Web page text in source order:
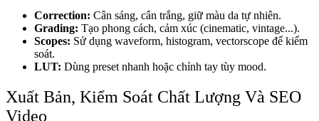
Correction: Cân sáng, cân trắng, giữ màu da tự nhiên.
Grading: Tạo phong cách, cảm xúc (cinematic, vintage...).
Scopes: Sử dụng waveform, histogram, vectorscope để kiểm
soát.
LUT: Dùng preset nhanh hoặc chỉnh tay tùy mood.
Xuất Bản, Kiểm Soát Chất Lượng Và SEO
Video